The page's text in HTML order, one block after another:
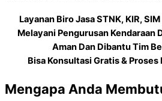
Layanan Biro Jasa STNK, KIR,
Melayani Pengurusan Kendaraan
Aman Dan Dibantu Tim
Bisa Konsultasi Gratis & Proses
Mengapa Anda